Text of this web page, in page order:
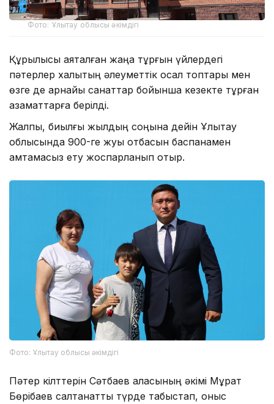
Фото: Ұлытау облысы әкімдігі
Құрылысы аяқталған жаңа тұрғын үйлердегі
пәтерлер халықтың әлеуметтік осал топтары мен
өзге де арнайы санаттар бойынша кезекте тұрған
азаматтарға берілді.
Жалпы, биылғы жылдың соңына дейін Ұлытау
облысында 900-ге жуық отбасын баспанамен
қамтамасыз ету жоспарланып отыр.
Фото: Ұлытау облысы әкімдігі
Пәтер кілттерін Сәтбаев қаласының әкімі Мұрат
Бөрібаев салтанатты түрде табыстап, қоныс